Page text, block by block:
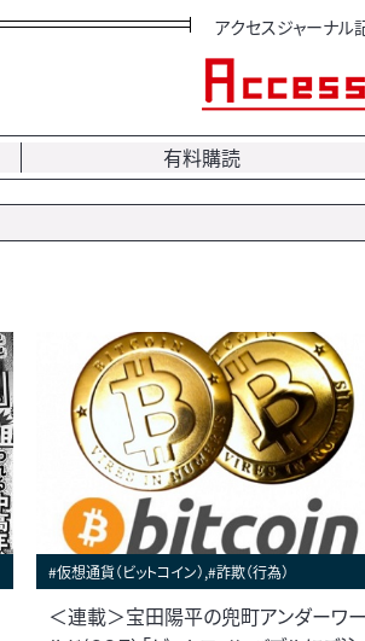
アクセスジャーナ
有料購読
#仮想通貨（ビットコイン）,#詐欺（行為）
＜連載＞宝田陽平の兜町アンダーワー